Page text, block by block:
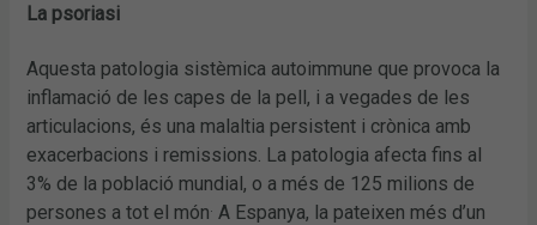
La psoriasi
Aquesta patologia sistèmica autoimmune que provoca la
inflamació de les capes de la pell, i a vegades de les
articulacions, és una malaltia persistent i crònica amb
exacerbacions i remissions. La patologia afecta fins al
3% de la població mundial, o a més de 125 milions de
persones a tot el món. A Espanya, la pateixen més d’un